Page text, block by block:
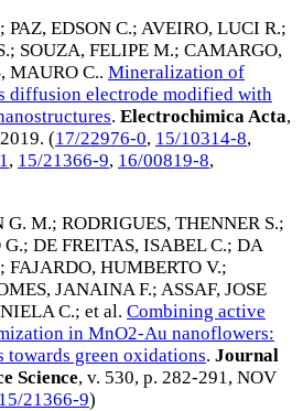
; PAZ, EDSON C.; AVEIRO, LUCI R.;
; SOUZA, FELIPE M.; CAMARGO,
MAURO C.. Mineralization of
diffusion electrode modified with
. Electrochimica Acta,
. (17/22976-0, 15/10314-8,
, 15/21366-9, 16/00819-8,
G. M.; RODRIGUES, THENNER S.;
; DE FREITAS, ISABEL C.; DA
; FAJARDO, HUMBERTO V.;
JANAINA F.; ASSAF, JOSE
C.; et al. Combining active
in MnO2-Au nanoflowers:
green oxidations. Journal
Science, v. 530, p. 282-291, NOV
15/21366-9)